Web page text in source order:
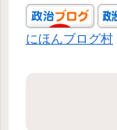
にほんブログ村